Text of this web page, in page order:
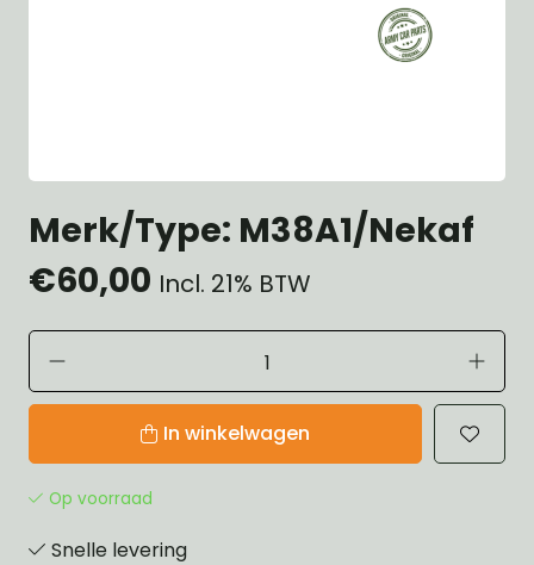
Merk/Type: M38A1/Nekaf
€60,00 Incl. 21% BTW
In winkelwagen
Op voorraad
Snelle levering